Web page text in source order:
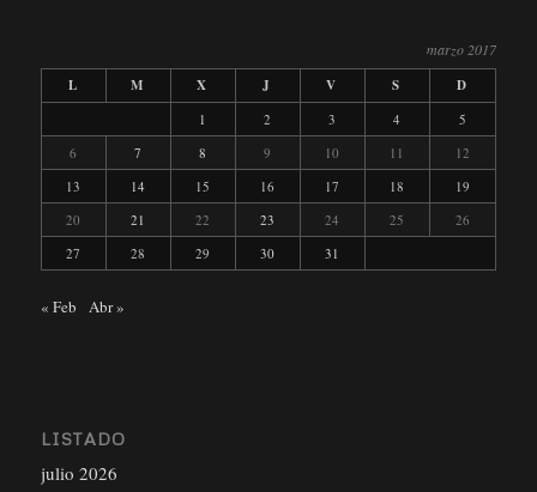
marzo 2017
L
M X J V S D
1 2 3 4
5
6
7 8 9 10 11
12
13
14 15 16 17 18
19
20
21 22 23 24 25
26
27
28 29 30 31
« Feb Abr »
LISTADO
julio 2026